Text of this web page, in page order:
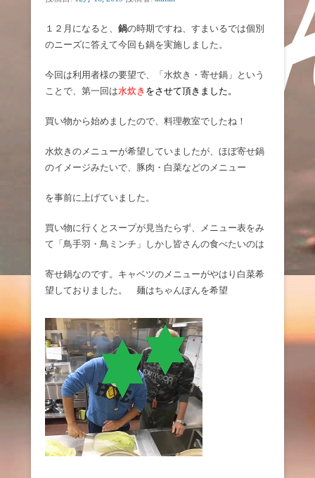
１２月になると、 鍋の時期ですね、すまいるでは個別
のニーズに答えて今回も鍋を実施しました。
今回は利用者様の要望で、「水炊き・寄せ鍋」という
ことで、第一回は水炊き をさせて頂きました。
買い物から始めましたので、料理教室でしたね！
水炊きのメニューが希望していましたが、ほぼ寄せ鍋
のイメージみたいで、豚肉・白菜などのメニュー
を事前に上げていました。
買い物に行くとスープが見当たらず、メニュー表をみ
て「鳥手羽・鳥ミンチ」しかし皆さんの食べたいのは
寄せ鍋なのです。キャベツのメニューがやはり白菜希
望しておりました。 麺はちゃんぽんを希望